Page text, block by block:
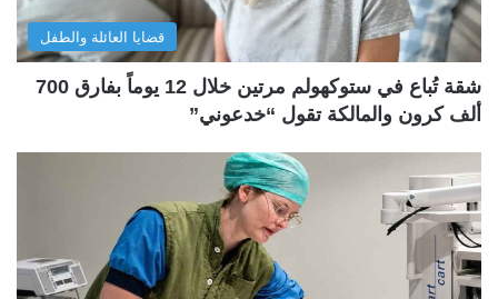
قضايا العائلة والطفل
شقة تُباع في ستوكهولم مرتين خلال 12 يوماً بفارق 700
ألف كرون والمالكة تقول “خدعوني”